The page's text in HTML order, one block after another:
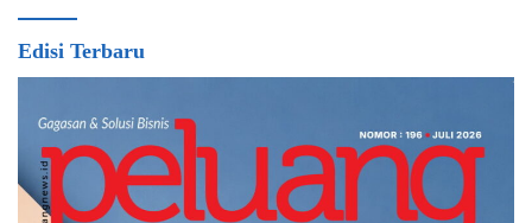
Edisi Terbaru